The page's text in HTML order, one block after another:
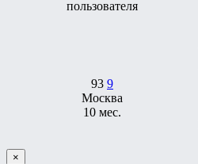
93 9
Москва
10 мес.
×